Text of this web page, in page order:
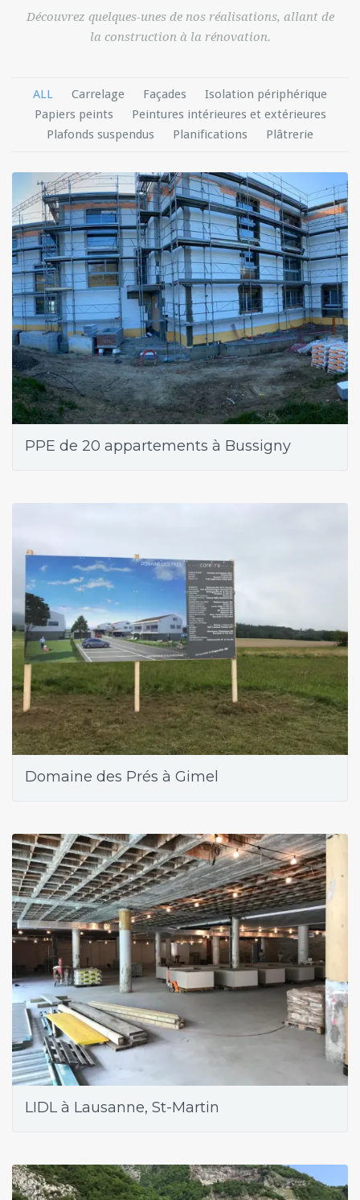
Découvrez quelques-unes de nos réalisations, allant de
la construction à la rénovation.
ALL Carrelage Façades
Isolation périphérique
Papiers peints
Peintures intérieures et extérieures
Plafonds suspendus
Planifications Plâtrerie
PPE de 20 appartements à Bussigny
Domaine des Prés à Gimel
LIDL à Lausanne, St-Martin